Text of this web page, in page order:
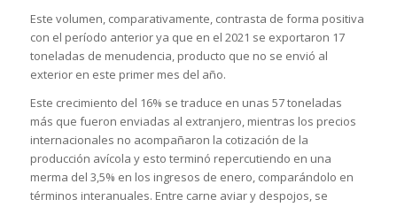
Este volumen, comparativamente, contrasta de forma positiva
con el período anterior ya que en el 2021 se exportaron 17
toneladas de menudencia, producto que no se envió al
exterior en este primer mes del año.
Este crecimiento del 16% se traduce en unas 57 toneladas
más que fueron enviadas al extranjero, mientras los precios
internacionales no acompañaron la cotización de la
producción avícola y esto terminó repercutiendo en una
merma del 3,5% en los ingresos de enero, comparándolo en
términos interanuales. Entre carne aviar y despojos, se